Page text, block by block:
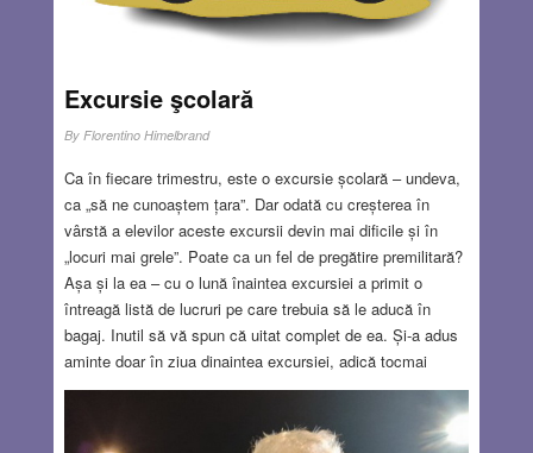
Excursie şcolară
By Florentino Himelbrand
Ca în fiecare trimestru, este o excursie școlară – undeva,
ca „să ne cunoaștem țara”. Dar odată cu creșterea în
vârstă a elevilor aceste excursii devin mai dificile și în
„locuri mai grele”. Poate ca un fel de pregătire premilitară?
Așa și la ea – cu o lună înaintea excursiei a primit o
întreagă listă de lucruri pe care trebuia să le aducă în
bagaj. Inutil să vă spun că uitat complet de ea. Și-a adus
aminte doar în ziua dinaintea excursiei, adică tocmai
sâmbătă, când toate magazinele sunt închise și unele se
deschid doar seara la ora șapte. Ca atare mama și fiica au
plecat seara la cumpărături, iar tatăl a pregătit și el tot ce